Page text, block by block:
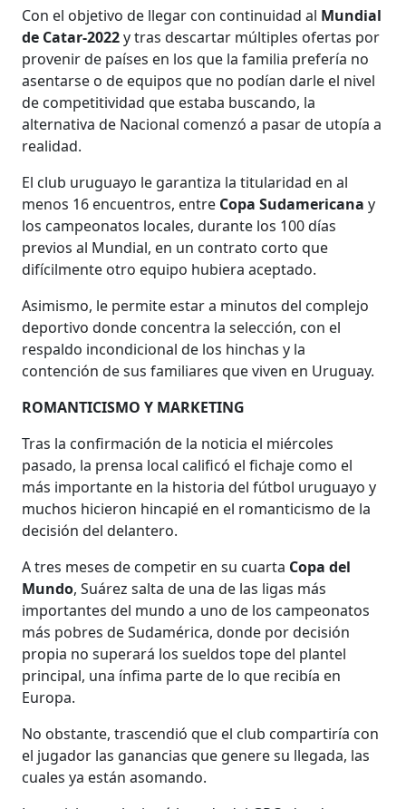
Con el objetivo de llegar con continuidad al Mundial
de Catar-2022y tras descartar múltiples ofertas por
provenir de países en los que la familia prefería no
asentarse o de equipos que no podían darle el nivel
de competitividad que estaba buscando, la
alternativa de Nacional comenzó a pasar de utopía a
realidad.
El club uruguayo le garantiza la titularidad en al
menos 16 encuentros, entre Copa Sudamericanay
los campeonatos locales, durante los 100 días
previos al Mundial, en un contrato corto que
difícilmente otro equipo hubiera aceptado.
Asimismo, le permite estar a minutos del complejo
deportivo donde concentra la selección, con el
respaldo incondicional de los hinchas y la
contención de sus familiares que viven en Uruguay.
ROMANTICISMO Y MARKETING
Tras la confirmación de la noticia el miércoles
pasado, la prensa local calificó el fichaje como el
más importante en la historia del fútbol uruguayo y
muchos hicieron hincapié en el romanticismo de la
decisión del delantero.
A tres meses de competir en su cuarta Copa del
Mundo, Suárez salta de una de las ligas más
importantes del mundo a uno de los campeonatos
más pobres de Sudamérica, donde por decisión
propia no superará los sueldos tope del plantel
principal, una ínfima parte de lo que recibía en
Europa.
No obstante, trascendió que el club compartiría con
el jugador las ganancias que genere su llegada, las
cuales ya están asomando.